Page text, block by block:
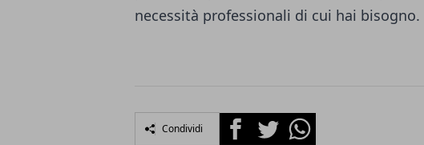
necessità professionali di cui hai bisogno.
Condividi FacebookTwitterWhatsapp